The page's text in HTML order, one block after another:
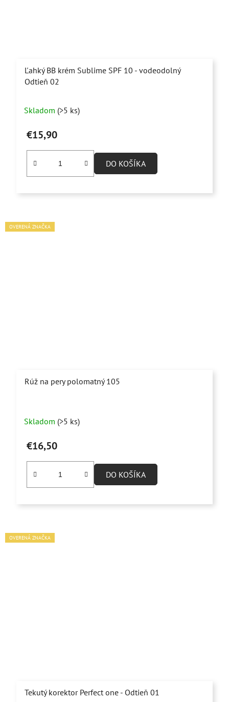
Ľahký BB krém Sublime SPF 10 - vodeodolný
Odtieň 02
Skladom (>5 ks)
€15,90
DO KOŠÍKA
OVERENÁ ZNAČKA
Rúž na pery polomatný 105
Skladom (>5 ks)
€16,50
DO KOŠÍKA
OVERENÁ ZNAČKA
Tekutý korektor Perfect one - Odtieň 01